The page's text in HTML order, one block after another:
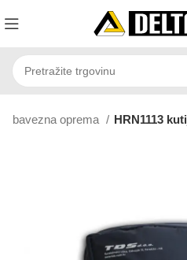
Obavezna oprema HRN1113